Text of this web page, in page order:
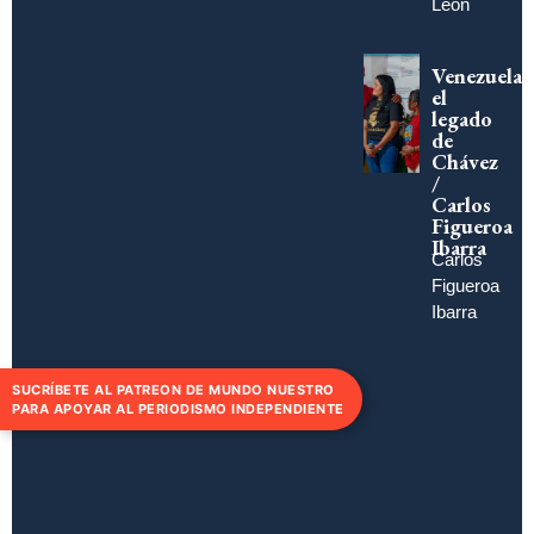
Venezuela,
el
legado
de
Chávez
/
Carlos
Figueroa
Ibarra
Carlos
Figueroa
Ibarra
SUCRÍBETE AL PATREON DE MUNDO NUESTRO
PARA APOYAR AL PERIODISMO INDEPENDIENTE